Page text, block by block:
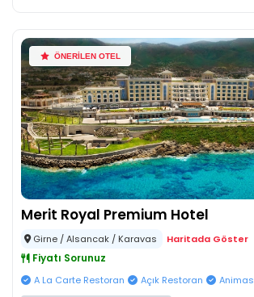
ÖNERİLEN OTEL
Merit Royal Premium Hotel
Girne / Alsancak / Karavas Haritada Göster
Fiyatı Sorunuz
A La Carte Restoran Açık Restoran